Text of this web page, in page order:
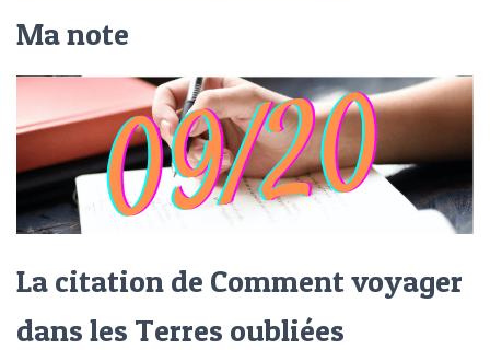
Ma note
La citation de Comment voyager
dans les Terres oubliées